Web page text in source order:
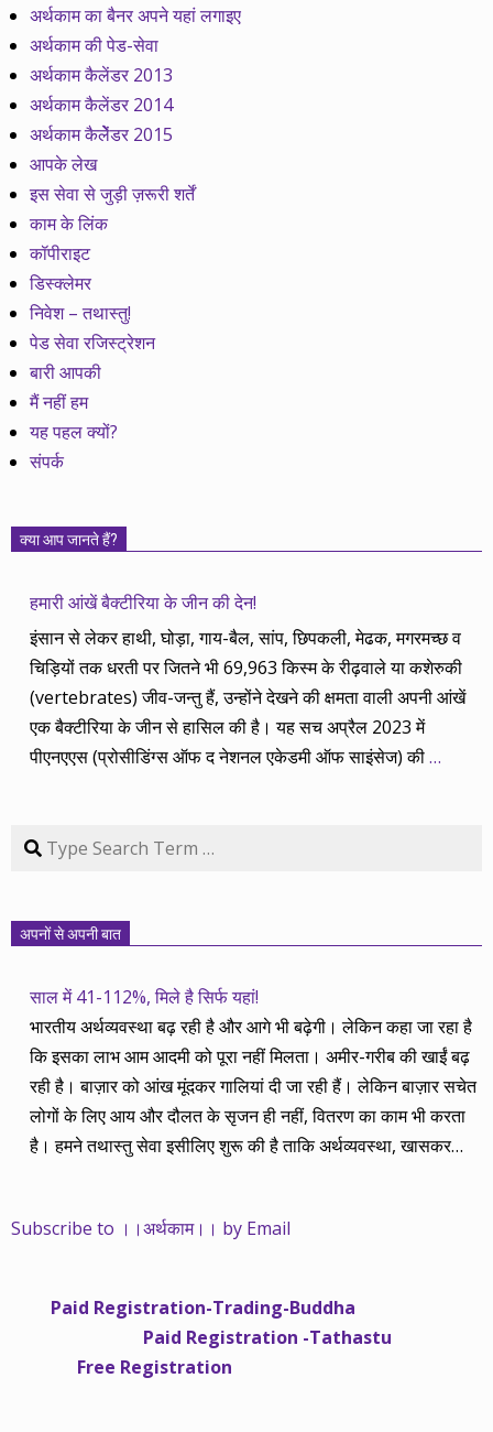
अर्थकाम का बैनर अपने यहां लगाइए
अर्थकाम की पेड-सेवा
अर्थकाम कैलेंडर 2013
अर्थकाम कैलेंडर 2014
अर्थकाम कैलेेंडर 2015
आपके लेख
इस सेवा से जुड़ी ज़रूरी शर्तें
काम के लिंक
कॉपीराइट
डिस्क्लेमर
निवेश – तथास्तु!
पेड सेवा रजिस्ट्रेशन
बारी आपकी
मैं नहीं हम
यह पहल क्यों?
संपर्क
क्या आप जानते हैं?
हमारी आंखें बैक्टीरिया के जीन की देन!
इंसान से लेकर हाथी, घोड़ा, गाय-बैल, सांप, छिपकली, मेढक, मगरमच्छ व
चिड़ियों तक धरती पर जितने भी 69,963 किस्म के रीढ़वाले या कशेरुकी
(vertebrates) जीव-जन्तु हैं, उन्होंने देखने की क्षमता वाली अपनी आंखें
एक बैक्टीरिया के जीन से हासिल की है। यह सच अप्रैल 2023 में
पीएनएएस (प्रोसीडिंग्स ऑफ द नेशनल एकेडमी ऑफ साइंसेज) की…
Search
अपनों से अपनी बात
साल में 41-112%, मिले है सिर्फ यहां!
भारतीय अर्थव्यवस्था बढ़ रही है और आगे भी बढ़ेगी। लेकिन कहा जा रहा है
कि इसका लाभ आम आदमी को पूरा नहीं मिलता। अमीर-गरीब की खाईं बढ़
रही है। बाज़ार को आंख मूंदकर गालियां दी जा रही हैं। लेकिन बाज़ार सचेत
लोगों के लिए आय और दौलत के सृजन ही नहीं, वितरण का काम भी करता
है। हमने तथास्तु सेवा इसीलिए शुरू की है ताकि अर्थव्यवस्था, खासकर
महंगाई की दर 10 प्रतिशत से ऊपर रहती है। वे भागकर जाते हैं सोने और
साढ़े चार सालों से अर्थकाम से जुड़े हैं, वे हमारी ईमानदारी और सत्यनिष्ठा से
भलीभांति वाकिफ हैं। शुरू में हम भी कच्चे थे तो बाज़ार के उस्तादों के जाल
में फंस गए। गलतियां कीं। लेकिन जैसे ही समझ में आया, खटाक से उनसे
Subscribe to ।।अर्थकाम।। by Email
Paid Registration-Trading-Buddha
Paid Registration -Tathastu
Free Registration